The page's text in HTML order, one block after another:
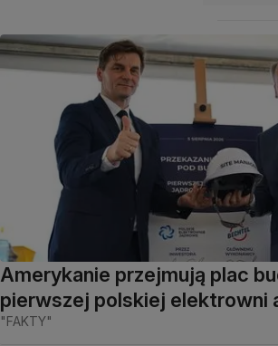
Amerykanie przejmują plac
pierwszej polskiej elektrowni
"FAKTY"